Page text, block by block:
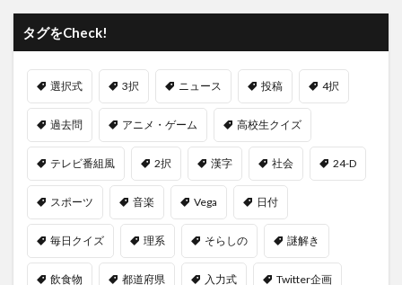
タグをCheck!
選択式 3択 ニュース 投稿 4択
過去問 アニメ・ゲーム 高校生クイズ
テレビ番組風 2択 漢字 社会 24-D
スポーツ 音楽 Vega 日付
毎日クイズ 理系 そらしの 謎解き
飲食物 都道府県 入力式 Twitter企画